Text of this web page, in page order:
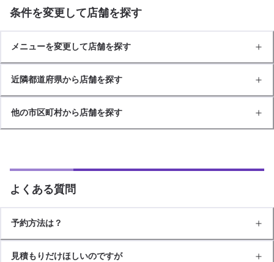
条件を変更して店舗を探す
メニューを変更して店舗を探す
近隣都道府県から店舗を探す
他の市区町村から店舗を探す
よくある質問
予約方法は？
見積もりだけほしいのですが